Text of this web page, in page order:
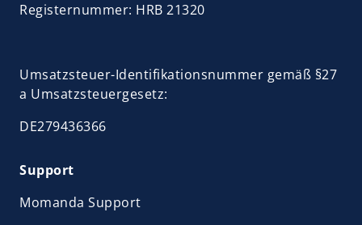
Registernummer: HRB 21320
Umsatzsteuer-Identifikationsnummer gemäß §27
a Umsatzsteuergesetz:
DE279436366
Support
Momanda Support